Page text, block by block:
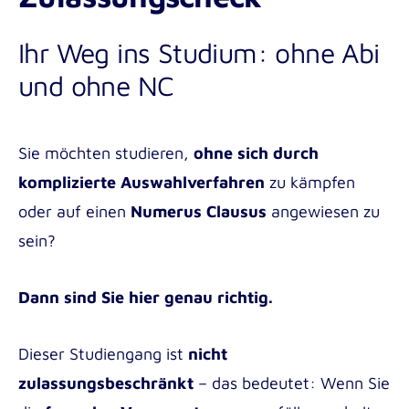
Gesundheitssystems
Vertiefungen in Pflegewissenschaft,
Public Health und Prävention
Planung, Steuerung und Evaluation
Einsatz von Methoden und Medien in
der Lehre
nationale und internationale
Bildungssysteme
Begleitung und Reflexion von Lern-
und Bildungsprozessen
Ihr Weg ins Studium: ohne Abi
und ohne NC
Sie möchten studieren, ohne sich durch
komplizierte Auswahlverfahren zu kämpfen
oder auf einen Numerus Clausus angewiesen zu
sein?
Dann sind Sie hier genau richtig.
Dieser Studiengang ist nicht
zulassungsbeschränkt – das bedeutet: Wenn Sie